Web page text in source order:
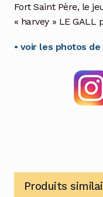
Fort Saint Père, le
« harvey » LE
• voir les photos
Produits